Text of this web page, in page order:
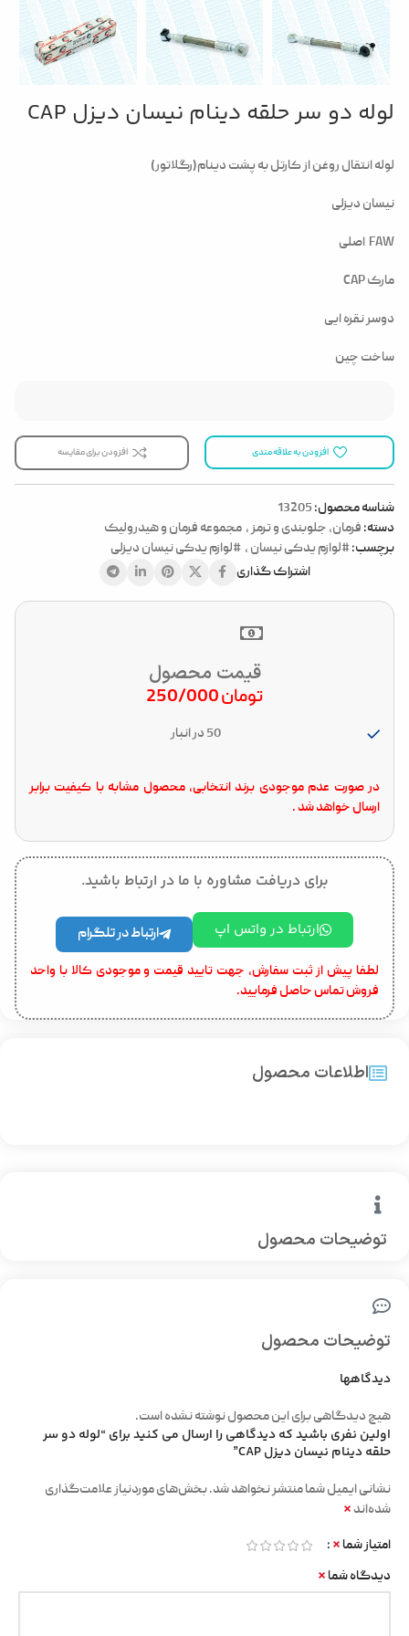
لوله دو سر حلقه دینام نیسان دیزل CAP
لوله انتقال روغن از کارتل به پشت دینام(رگلاتور)
نیسان دیزلی
FAW اصلی
مارک CAP
دوسر نقره ایی
ساخت چین
افزودن به علاقه مندی افزودن برای مقایسه
شناسه محصول:13205
دسته: فرمان، جلوبندی و ترمز, مجموعه فرمان و هیدرولیک
برچسب:#لوازم یدکی نیسان , #لوازم یدکی نیسان دیزلی
اشتراک گذاری
قیمت محصول
تومان
50 در انبار
در صورت عدم موجودی برند انتخابی، محصول مشابه با کیفیت برابر
ارسال خواهد شد .
برای دریافت مشاوره با ما در ارتباط باشید.
ارتباط در واتس اپ ارتباط در تلگرام
لطفا پیش از ثبت سفارش، جهت تایید قیمت و موجودی کالا با واحد
فروش تماس حاصل فرمایید.
توضیحات محصول
اطلاعات محصول
توضیحات محصول
دیدگاهها
هیچ دیدگاهی برای این محصول نوشته نشده است.
اولین نفری باشید که دیدگاهی را ارسال می کنید برای “لوله دو سر
حلقه دینام نیسان دیزل CAP”
نشانی ایمیل شما منتشر نخواهد شد.بخش‌های موردنیاز علامت‌گذاری
شده‌اند *
امتیاز شما *
دیدگاه شما *